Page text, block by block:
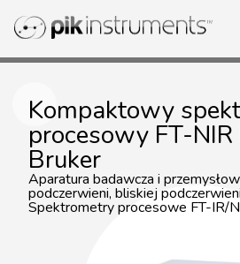
Kompaktowy
procesowy FT-NIR
Bruker
Aparatura badawcza i
podczerwieni, bliskiej
Spektrometry procesowe FT-IR/